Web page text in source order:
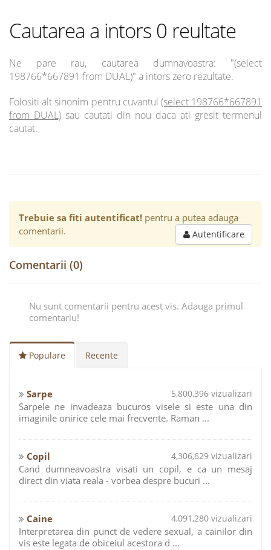
Cautarea a intors 0 reultate
Ne pare rau, cautarea dumnavoastra: "(select
198766*667891 from DUAL)" a intors zero rezultate.
Folositi alt sinonim pentru cuvantul (select 198766*667891
from DUAL) sau cautati din nou daca ati gresit termenul
cautat.
Trebuie sa fiti autentificat! pentru a putea adauga
comentarii.
Autentificare
Comentarii (0)
Nu sunt comentarii pentru acest vis. Adauga primul
comentariu!
Populare Recente
Sarpe 5,800,396 vizualizari
Sarpele ne invadeaza bucuros visele si este una din
imaginile onirice cele mai frecvente. Raman ...
Copil 4,306,629 vizualizari
Cand dumneavoastra visati un copil, e ca un mesaj
direct din viata reala - vorbea despre bucuri ...
Caine 4,091,280 vizualizari
Interpretarea din punct de vedere sexual, a cainilor din
vis este legata de obiceiul acestora d ...